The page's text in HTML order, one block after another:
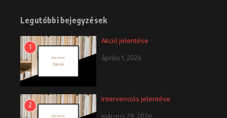
Legutóbbi bejegyzések
1
Akció jelentése
április 1, 2026
2
Intervenciós jelentése
március 29, 2026